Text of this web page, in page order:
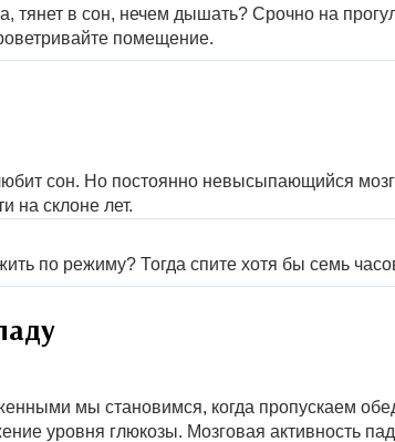
тянет в сон, нечем дышать? Срочно на
помещение.
сон. Но постоянно невысыпающийся
на склоне лет.
по режиму? Тогда спите хотя бы семь
мы становимся, когда пропускаем
уровня глюкозы. Мозговая активность